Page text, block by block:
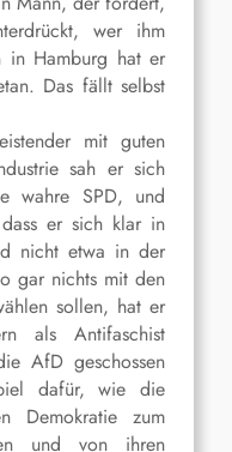
wer ihm
in Hamburg hat er
Das fällt selbst
mit guten
sah er sich
wahre SPD, und
er sich klar in
nicht etwa in der
gar nichts mit den
sollen, hat er
als Antifaschist
AfD geschossen
dafür, wie die
Demokratie zum
und von ihren